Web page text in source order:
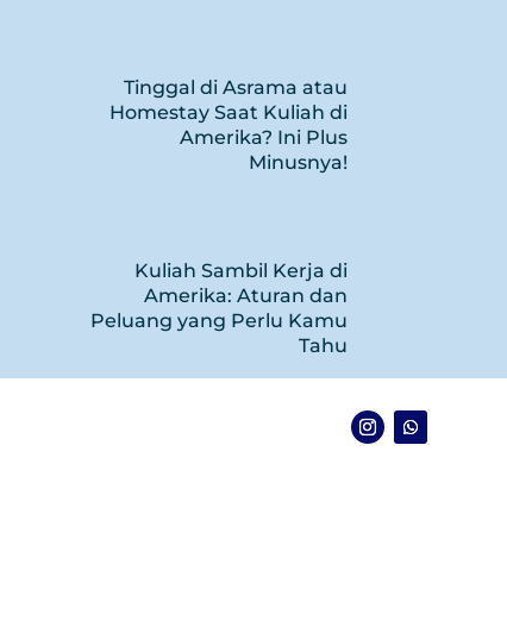
Tinggal di Asrama atau
Homestay Saat Kuliah di
Amerika? Ini Plus
Minusnya!
Kuliah Sambil Kerja di
Amerika: Aturan dan
Peluang yang Perlu Kamu
Tahu